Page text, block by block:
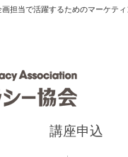
担当で活躍するためのマーケテ
講座申込